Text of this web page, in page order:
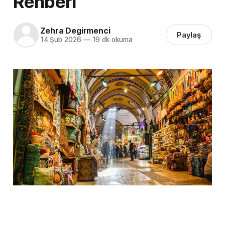
Zehra Degirmenci
14 Şub 2026 —19 dk okuma Paylaş